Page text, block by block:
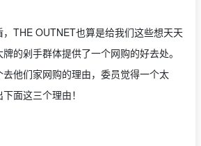
THE OUTNET也算是给我们这些想天天
的剁手群体提供了一个网购的好去处。
他们家网购的理由，委员觉得一个太
面这三个理由！